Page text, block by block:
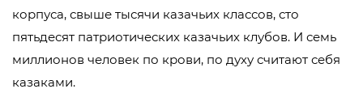
корпуса, свыше тысячи казачьих классов, сто
пятьдесят патриотических казачьих клубов. И семь
миллионов человек по крови, по духу считают себя
казаками.